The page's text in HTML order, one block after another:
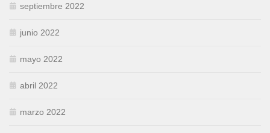
septiembre 2022
junio 2022
mayo 2022
abril 2022
marzo 2022